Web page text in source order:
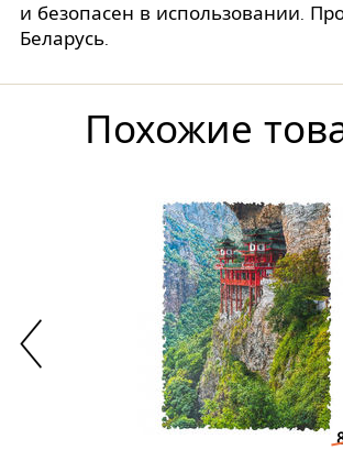
и безопасен в использовании.
Беларусь.
Похожие